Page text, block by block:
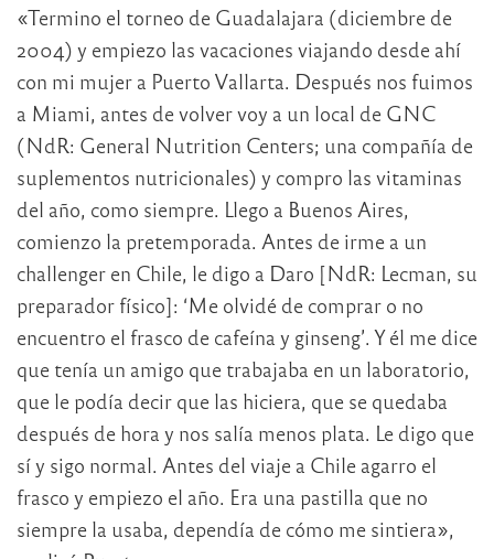
«Termino el torneo de Guadalajara (diciembre de
2004) y empiezo las vacaciones viajando desde ahí
con mi mujer a Puerto Vallarta. Después nos fuimos
a Miami, antes de volver voy a un local de GNC
(NdR: General Nutrition Centers; una compañía de
suplementos nutricionales) y compro las vitaminas
del año, como siempre. Llego a Buenos Aires,
comienzo la pretemporada. Antes de irme a un
challenger en Chile, le digo a Daro [NdR: Lecman, su
preparador físico]: ‘Me olvidé de comprar o no
encuentro el frasco de cafeína y ginseng’. Y él me dice
que tenía un amigo que trabajaba en un laboratorio,
que le podía decir que las hiciera, que se quedaba
después de hora y nos salía menos plata. Le digo que
sí y sigo normal. Antes del viaje a Chile agarro el
frasco y empiezo el año. Era una pastilla que no
siempre la usaba, dependía de cómo me sintiera»,